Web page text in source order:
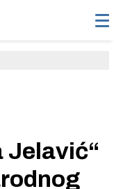
Jelavić“